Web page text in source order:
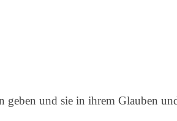
geben und sie in ihrem Glauben